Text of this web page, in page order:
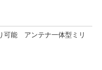
可能 アンテナ一体型ミリ